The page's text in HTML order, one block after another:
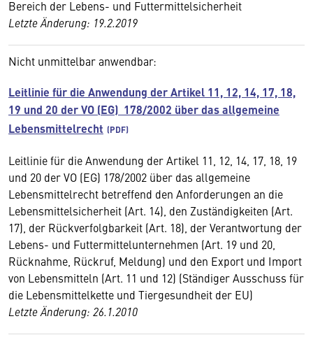
Bereich der Lebens- und Futtermittelsicherheit
Letzte Änderung: 19.2.2019
Nicht unmittelbar anwendbar:
Leitlinie für die Anwendung der Artikel 11, 12, 14, 17, 18,
19 und 20 der VO (EG) 178/2002 über das allgemeine
Lebensmittelrecht
Leitlinie für die Anwendung der Artikel 11, 12, 14, 17, 18, 19
und 20 der VO (EG) 178/2002 über das allgemeine
Lebensmittelrecht betreffend den Anforderungen an die
Lebensmittelsicherheit (Art. 14), den Zuständigkeiten (Art.
17), der Rückverfolgbarkeit (Art. 18), der Verantwortung der
Lebens- und Futtermittelunternehmen (Art. 19 und 20,
Rücknahme, Rückruf, Meldung) und den Export und Import
von Lebensmitteln (Art. 11 und 12) (Ständiger Ausschuss für
die Lebensmittelkette und Tiergesundheit der EU)
Letzte Änderung: 26.1.2010